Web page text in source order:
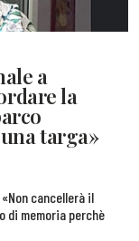
a
la
targa»
cancellerà il
di memoria perchè